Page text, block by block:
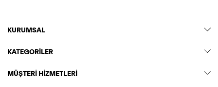
KURUMSAL
KATEGORİLER
MÜŞTERİ HİZMETLERİ